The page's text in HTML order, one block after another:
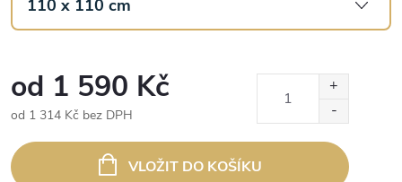
od 1 590 Kč
od 1 314 Kč bez DPH
cena:
VLOŽIT DO KOŠÍKU